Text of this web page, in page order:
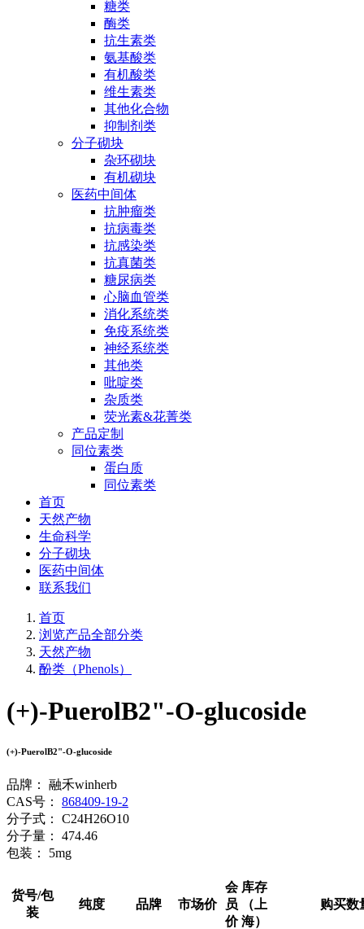
糖类
酶类
抗生素类
氨基酸类
有机酸类
维生素类
其他化合物
抑制剂类
分子砌块
杂环砌块
有机砌块
医药中间体
抗肿瘤类
抗病毒类
抗感染类
抗真菌类
糖尿病类
心脑血管类
消化系统类
免疫系统类
神经系统类
其他类
吡啶类
杂质类
荧光素&花菁类
产品定制
同位素类
蛋白质
同位素类
首页
天然产物
生命科学
分子砌块
医药中间体
联系我们
首页
浏览产品全部分类
天然产物
酚类（Phenols）
(+)-PuerolB2"-O-glucoside
(+)-PuerolB2"-O-glucoside
品牌：
融禾winherb
CAS号：
868409-19-2
分子式：
C24H26O10
分子量：
474.46
包装：
5mg
货号/包
装
纯度 品牌 市场价
会
员
价
库存
（上
海）
购买数